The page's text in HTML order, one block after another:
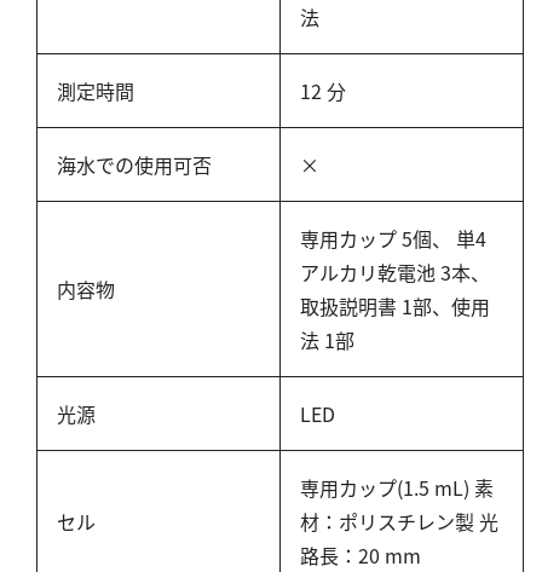
法
測定時間 12 分
海水での使用可否 ×
内容物
専用カップ 5個、 単4
アルカリ乾電池 3本、
取扱説明書 1部、使用
法 1部
光源 LED
セル
専用カップ(1.5 mL) 素
材：ポリスチレン製 光
路長：20 mm
りん酸
全りん
塩化物
ほう素
ふっ素